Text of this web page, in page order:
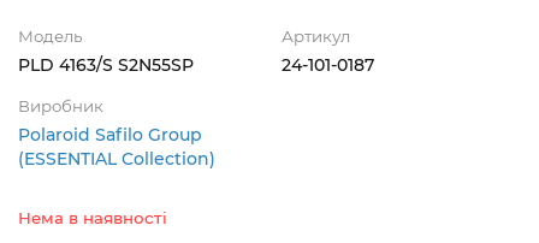
Модель
PLD 4163/S S2N55SP
Артикул
24-101-0187
Виробник
Polaroid Safilo Group
(ESSENTIAL Collection)
Нема в наявності